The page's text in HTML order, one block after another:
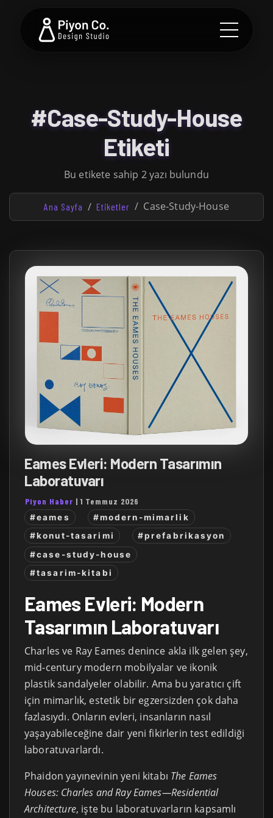
#Case-Study-House
Etiketi
Bu etikete sahip 2 yazı bulundu
Ana Sayfa Etiketler Case-Study-House
Eames Evleri: Modern Tasarımın
Laboratuvarı
Piyon Haber |1 Temmuz 2026
#eames
#modern-mimarlik
#konut-tasarimi
#prefabrikasyon
#case-study-house
#tasarim-kitabi
Eames Evleri: Modern
Tasarımın Laboratuvarı
Charles ve Ray Eames denince akla ilk gelen şey,
mid-century modern mobilyalar ve ikonik
plastik sandalyeler olabilir. Ama bu yaratıcı çift
için mimarlık, estetik bir egzersizden çok daha
fazlasıydı. Onların evleri, insanların nasıl
yaşayabileceğine dair yeni fikirlerin test edildiği
laboratuvarlardı.
Phaidon yayınevinin yeni kitabı The Eames
Houses: Charles and Ray Eames—Residential
Architecture, işte bu laboratuvarların kapsamlı